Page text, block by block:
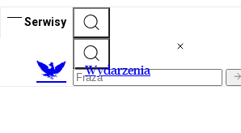
Serwisy
Wydarzenia